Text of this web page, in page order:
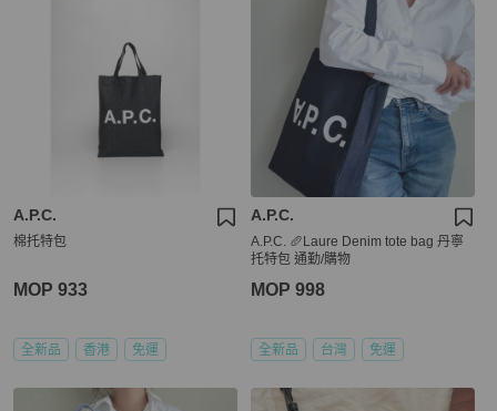
A.P.C.
棉托特包
MOP 933
全新品 香港 免運
A.P.C.
A.P.C. 🥖Laure Denim tote bag 丹寧
托特包 通勤/購物
MOP 998
全新品 台灣 免運